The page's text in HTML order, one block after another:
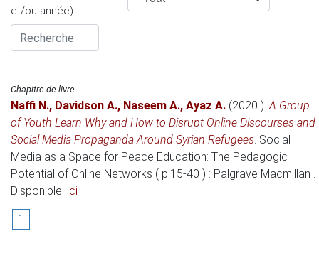
et/ou année)
Chapitre de livre
Naffi N., Davidson A., Naseem A., Ayaz A. (2020 ).A Group
of Youth Learn Why and How to Disrupt Online Discourses and
Social Media Propaganda Around Syrian Refugees. Social
Media as a Space for Peace Education: The Pedagogic
Potential of Online Networks ( p.15-40 ) : Palgrave Macmillan .
Disponible: ici
1